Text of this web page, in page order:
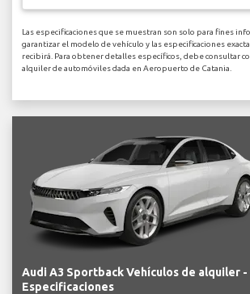
Las especificaciones que se muestran son solo para fines
garantizar el modelo de vehículo y las especificaciones
recibirá. Para obtener detalles específicos, debe consultar
alquiler de automóviles dada en Aeropuerto de Catania.
Audi A3 Sportback Vehículos de alquiler -
Especificaciones